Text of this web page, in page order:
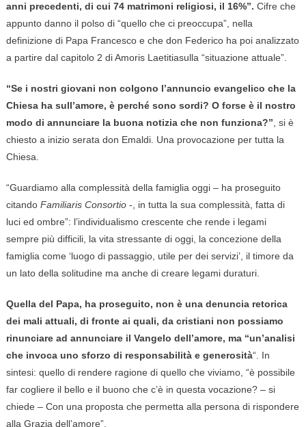
anni precedenti, di cui 74 matrimoni religiosi, il 16%”. Cifre che
appunto danno il polso di “quello che ci preoccupa”, nella
definizione di Papa Francesco e che don Federico ha poi analizzato
a partire dal capitolo 2 di Amoris Laetitiasulla “situazione attuale”.
“Se i nostri giovani non colgono l’annuncio evangelico che la
Chiesa ha sull’amore, è perché sono sordi? O forse è il nostro
modo di annunciare la buona notizia che non funziona?” , si è
chiesto a inizio serata don Emaldi. Una provocazione per tutta la
Chiesa.
“Guardiamo alla complessità della famiglia oggi – ha proseguito
citando Familiaris Consortio-, in tutta la sua complessità, fatta di
luci ed ombre”: l’individualismo crescente che rende i legami
sempre più difficili, la vita stressante di oggi, la concezione della
famiglia come ‘luogo di passaggio, utile per dei servizi’, il timore da
un lato della solitudine ma anche di creare legami duraturi.
Quella del Papa, ha proseguito, non è una denuncia retorica
dei mali attuali, di fronte ai quali, da cristiani non possiamo
rinunciare ad annunciare il Vangelo dell’amore, ma “un’analisi
che invoca uno sforzo di responsabilità e generosità“. In
sintesi: quello di rendere ragione di quello che viviamo, “è possibile
far cogliere il bello e il buono che c’è in questa vocazione? – si
chiede – Con una proposta che permetta alla persona di rispondere
alla Grazia dell’amore”.